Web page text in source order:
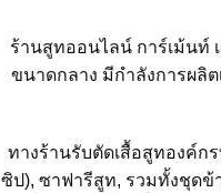
ร้านสูทออนไลน์ การ์เม้นท์
ขนาดกลาง มีกำลังการผลิ
ทางร้านรับตัดเสื้อสูทองค์ก
ซิป), ซาฟารีสูท, รวมทั้งชุดข้